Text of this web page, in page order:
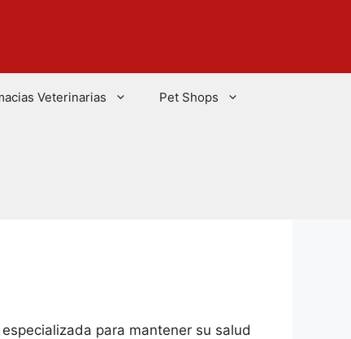
Veterinarias Pet Shops
para mantener su salud